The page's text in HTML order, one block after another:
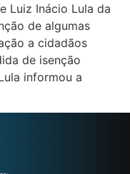
Luiz Inácio Lula da
de algumas
a cidadãos
de isenção
informou a